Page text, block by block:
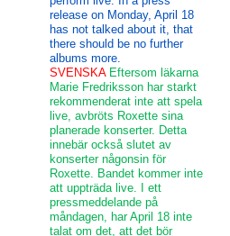
release on Monday, April 18
has not talked about it, that
there should be no further
albums more.
SVENSKA Eftersom läkarna
Marie Fredriksson har starkt
rekommenderat inte att spela
live, avbröts Roxette sina
planerade konserter. Detta
innebär också slutet av
konserter någonsin för
Roxette. Bandet kommer inte
att uppträda live. I ett
pressmeddelande på
måndagen, har April 18 inte
talat om det, att det bör